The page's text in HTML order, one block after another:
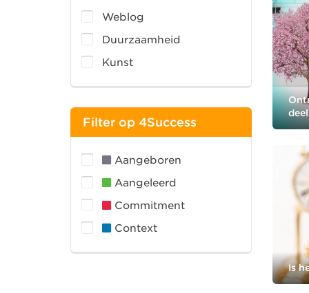
Is
Weblog
Duurzaamheid
Kunst
Filter op 4Success
Aangeboren
Aangeleerd
Commitment
Context